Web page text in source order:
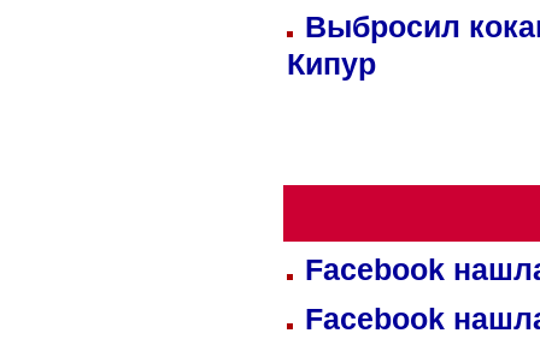
Выбросил
Кипур
Facebook
Facebook